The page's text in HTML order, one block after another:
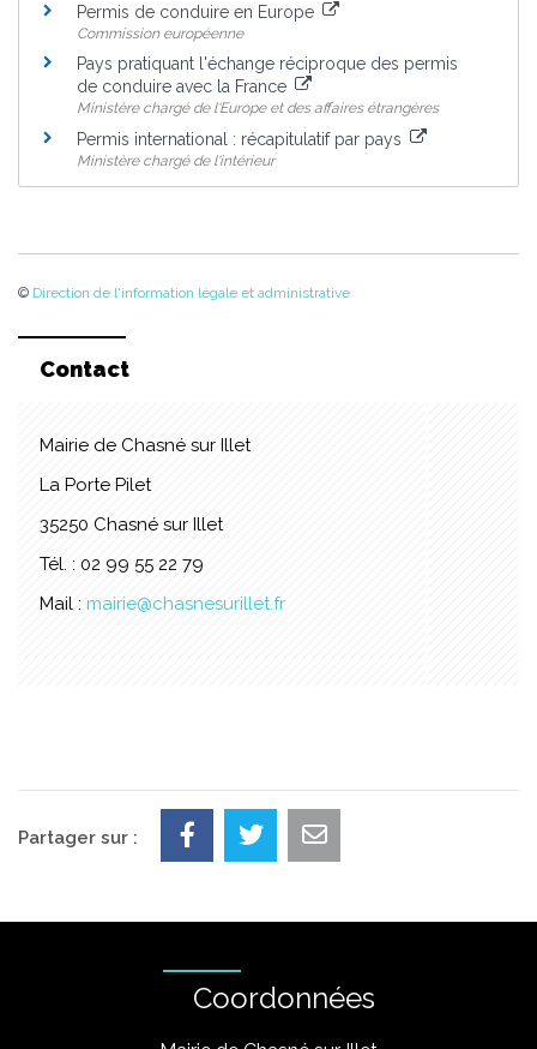
Permis de conduire en Europe
Commission européenne
Pays pratiquant l'échange réciproque des permis
de conduire avec la France
Ministère chargé de l'Europe et des affaires étrangères
Permis international : récapitulatif par pays
Ministère chargé de l'intérieur
© Direction de l'information légale et administrative
Contact
Mairie de Chasné sur Illet
La Porte Pilet
35250 Chasné sur Illet
Tél. : 02 99 55 22 79
Mail : mairie@chasnesurillet.fr
Partager sur :
Coordonnées